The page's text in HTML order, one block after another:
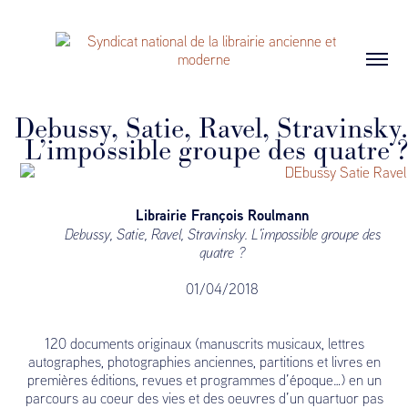
Debussy, Satie, Ravel, Stravinsky.
L’impossible groupe des quatre ?
Librairie François Roulmann
Debussy, Satie, Ravel, Stravinsky. L’impossible groupe des
quatre ?
01/04/2018
120 documents originaux (manuscrits musicaux, lettres
autographes, photographies anciennes, partitions et livres en
premières éditions, revues et programmes d’époque…) en un
parcours au coeur des vies et des oeuvres d’un quartuor pas